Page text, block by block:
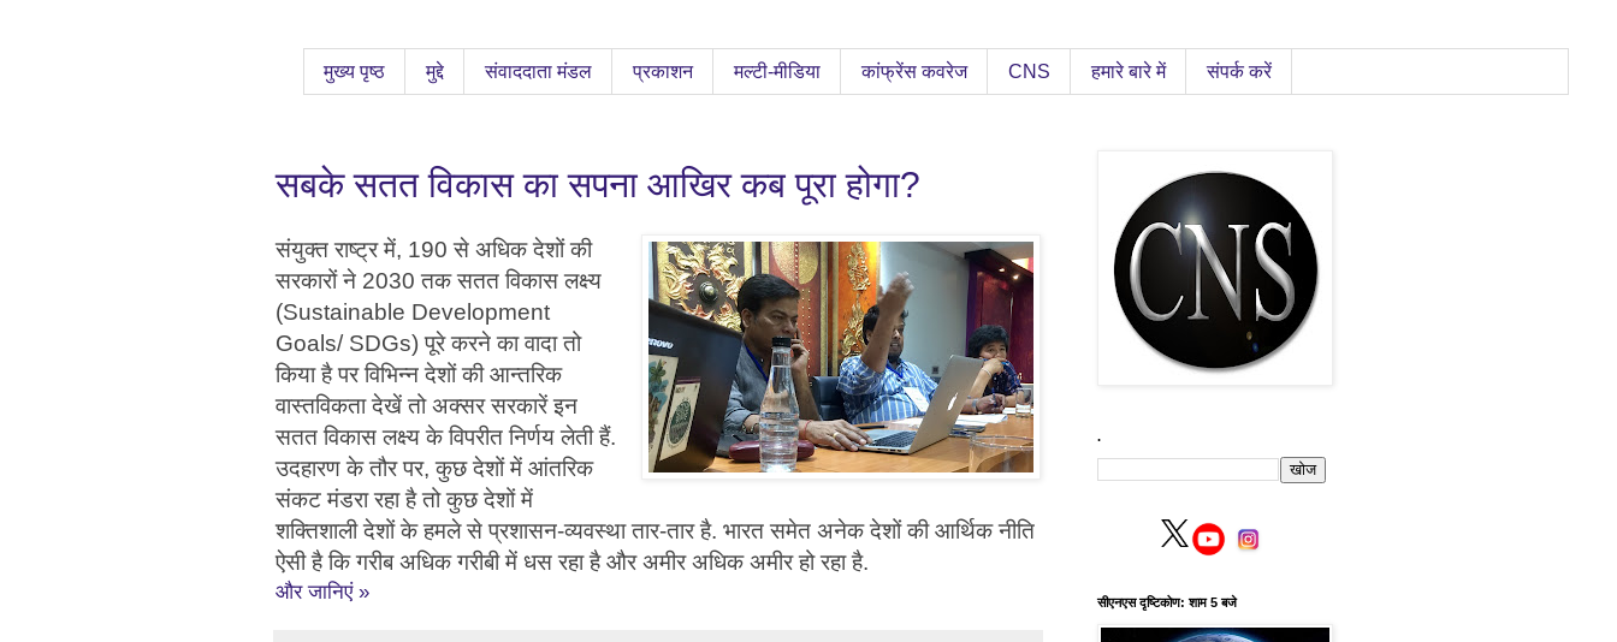
मुख्य पृष्ठ मुद्दे संवाददाता मंडल प्रकाशन मल्टी-मीडिया कांफ्रेंस कवरेज CNS हमारे बारे में संपर्क करें
सबके सतत विकास का सपना आखिर कब पूरा होगा?
संयुक्त राष्ट्र में, 190 से अधिक देशों की
सरकारों ने 2030 तक सतत विकास लक्ष्य
(Sustainable Development
Goals/ SDGs) पूरे करने का वादा तो
किया है पर विभिन्न देशों की आन्तरिक
वास्तविकता देखें तो अक्सर सरकारें इन
सतत विकास लक्ष्य के विपरीत निर्णय लेती हैं.
उदहारण के तौर पर, कुछ देशों में आंतरिक
संकट मंडरा रहा है तो कुछ देशों में
शक्तिशाली देशों के हमले से प्रशासन-व्यवस्था तार-तार है. भारत समेत अनेक देशों की आर्थिक नीति
ऐसी है कि गरीब अधिक गरीबी में धस रहा है और अमीर अधिक अमीर हो रहा है.
और जानिएं »
.
सीएनएस दृष्टिकोण: शाम 5 बजे